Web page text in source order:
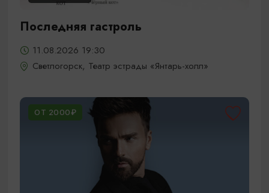
Последняя гастроль
11.08.2026 19:30
Светлогорск, Театр эстрады «Янтарь-холл»
ОТ 2000₽